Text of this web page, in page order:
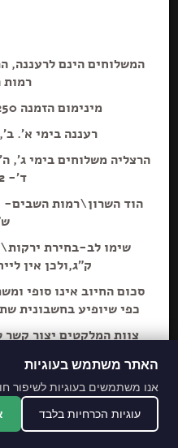
המשלוחים הינם לרעננה,
מינימום הזמנה 250 ש"ח, עלות משלוח:
רעננה בימי א'. ב',
הרצליה משלוחים בימי ג',
ד'- 32 ש"ח
שימו לב-בחירת
ק"ג,ולכן אין
סכום החיוב אינו סופי
כפי שיופיע בחשבונית
צוות המלקטים יצור קשר
מובחרת!
*האתר והמקום עם
האתר משתמש בעוגיות
אנו משתמשים בעוגיות לשיפור
עוגיות הכרחיות בלבד